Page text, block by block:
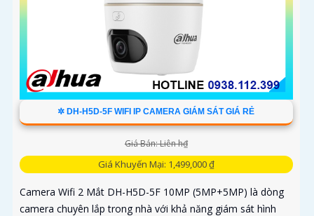
✲ DH-H5D-5F WIFI IP CAMERA GIÁM SÁT GIÁ RẺ
Giá Bán: Liên h₫
Giá Khuyến Mại: 1,499,000 ₫
Camera Wifi 2 Mắt DH-H5D-5F 10MP (5MP+5MP) là dòng
camera chuyên lắp trong nhà với khả năng giám sát hình